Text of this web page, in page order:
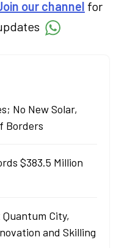
our channel for
No New Solar,
Borders
$383.5 Million
City,
and Skilling